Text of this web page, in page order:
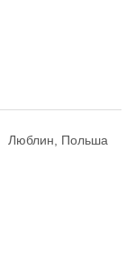
Люблин, Польша